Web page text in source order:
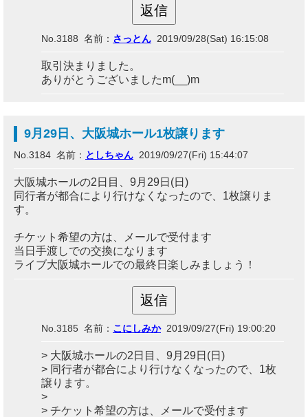
No.3188 名前： さっとん 2019/09/28(Sat) 16:15:08
取引決まりました。
ありがとうございましたm(__)m
9月29日、大阪城ホール1枚譲ります
No.3184 名前： としちゃん 2019/09/27(Fri) 15:44:07
大阪城ホールの2日目、9月29日(日)
同行者が都合により行けなくなったので、1枚譲りま
す。
チケット希望の方は、メールで受付ます
当日手渡しでの交換になります
ライブ大阪城ホールでの最終日楽しみましょう！
No.3185 名前： こにしみか2019/09/27(Fri) 19:00:20
> 大阪城ホールの2日目、9月29日(日)
> 同行者が都合により行けなくなったので、1枚
譲ります。
>
> チケット希望の方は、メールで受付ます